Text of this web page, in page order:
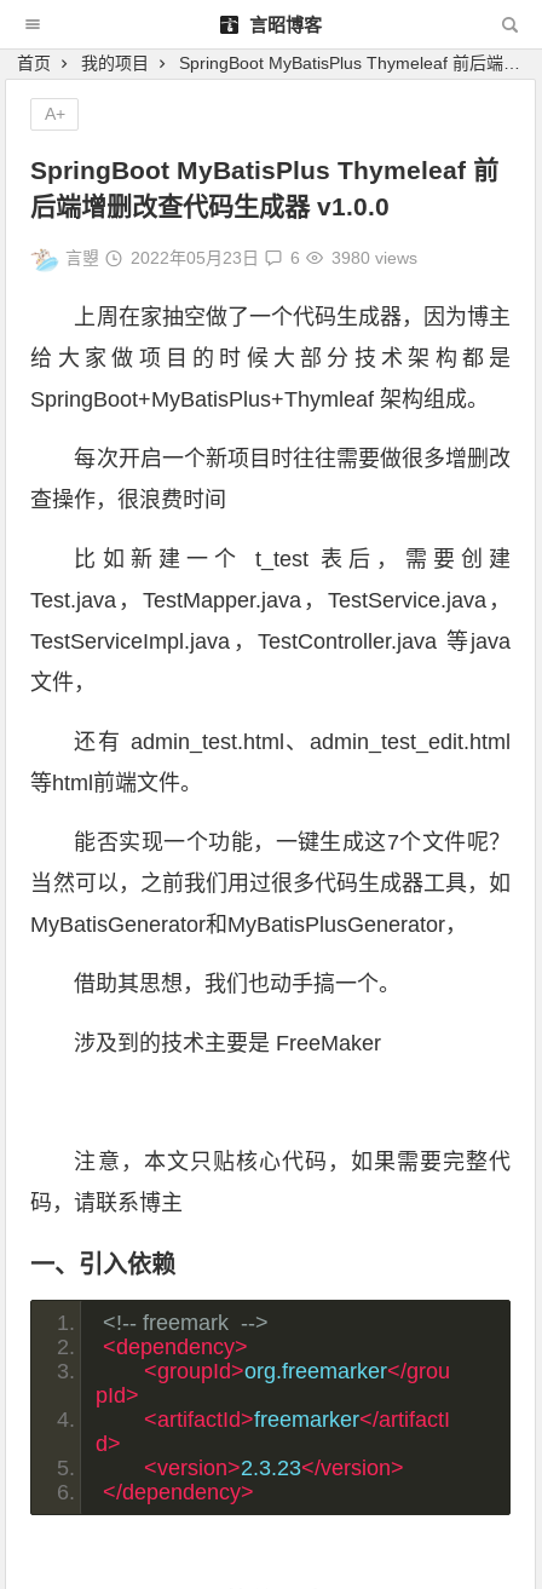
言昭博客
首页 我的项目 SpringBoot MyBatisPlus Thymeleaf 前后端增删改查代码生成器 v1.0.0
SpringBoot MyBatisPlus Thymeleaf 前
后端增删改查代码生成器 v1.0.0
言曌 2022年05月23日 6 3980 views
上周在家抽空做了一个代码生成器，因为博主
给大家做项目的时候大部分技术架构都是
SpringBoot+MyBatisPlus+Thymleaf 架构组成。
每次开启一个新项目时往往需要做很多增删改
查操作，很浪费时间
比如新建一个 t_test 表后，需要创建
Test.java，TestMapper.java，TestService.java，
TestServiceImpl.java，TestController.java 等java
文件，
还有 admin_test.html、admin_test_edit.html
等html前端文件。
能否实现一个功能，一键生成这7个文件呢？
当然可以，之前我们用过很多代码生成器工具，如
MyBatisGenerator和MyBatisPlusGenerator，
借助其思想，我们也动手搞一个。
涉及到的技术主要是 FreeMaker
注意，本文只贴核心代码，如果需要完整代
码，请联系博主
一、引入依赖
<!-- freemark  -->
<dependency>
<groupId>org.freemarker</grou
pId>
<artifactId>freemarker</artifactI
d>
<version>2.3.23</version>
</dependency>
A+